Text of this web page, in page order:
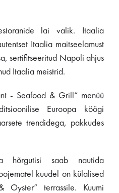
lai valik. Itaalia
Itaalia maitseelamust
sertifitseeritud Napoli ahjus
Itaalia meistrid.
- Seafood & Grill“ menüü
Euroopa köögi
trendidega, pakkudes
hõrgutisi saab nautida
kuudel on külalised
terrassile. Kuumi